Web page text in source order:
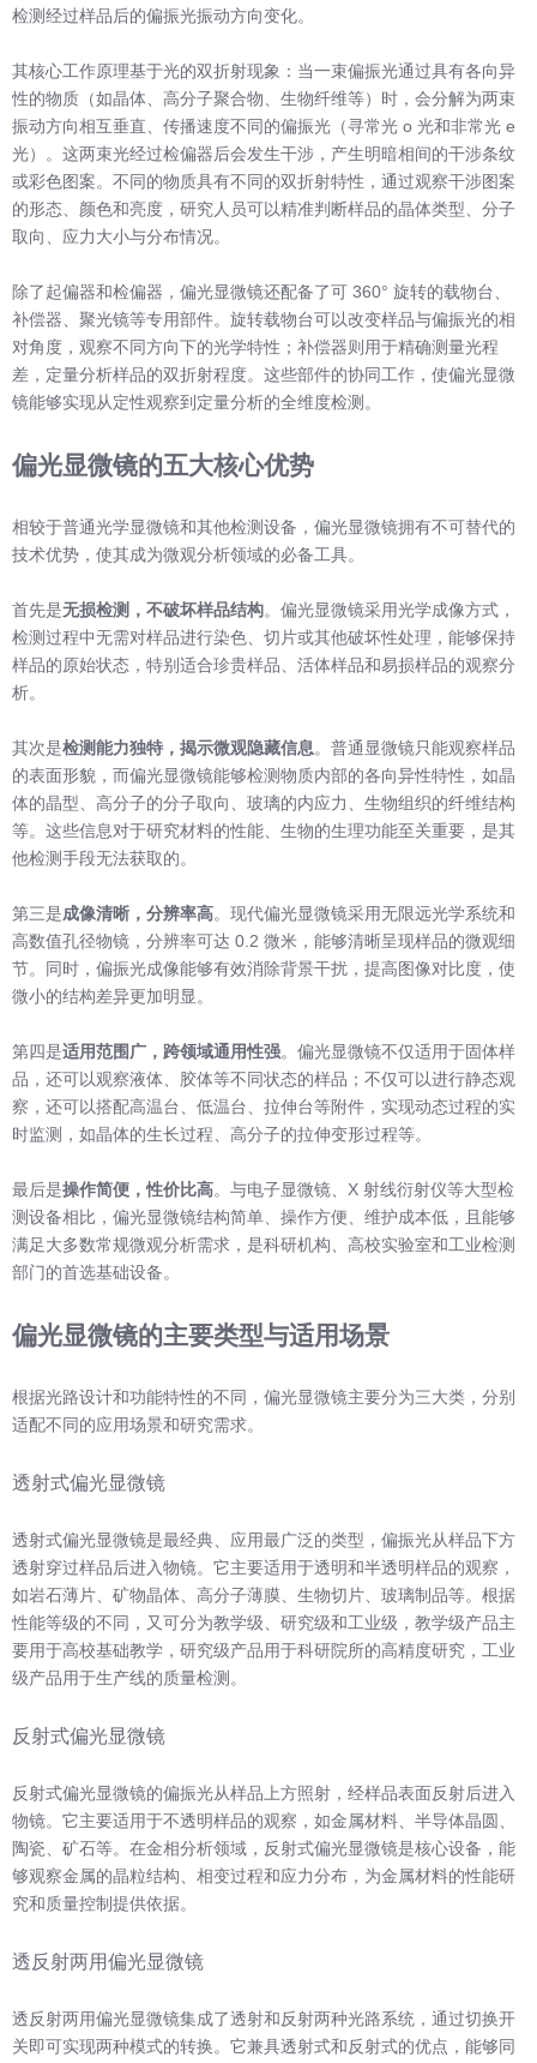
检测经过样品后的偏振光振动方向变化。
其核心工作原理基于光的双折射现象：当一束偏振光通过具有各向异
性的物质（如晶体、高分子聚合物、生物纤维等）时，会分解为两束
振动方向相互垂直、传播速度不同的偏振光（寻常光 o 光和非常光 e
光）。这两束光经过检偏器后会发生干涉，产生明暗相间的干涉条纹
或彩色图案。不同的物质具有不同的双折射特性，通过观察干涉图案
的形态、颜色和亮度，研究人员可以精准判断样品的晶体类型、分子
取向、应力大小与分布情况。
除了起偏器和检偏器，偏光显微镜还配备了可 360° 旋转的载物台、
补偿器、聚光镜等专用部件。旋转载物台可以改变样品与偏振光的相
对角度，观察不同方向下的光学特性；补偿器则用于精确测量光程
差，定量分析样品的双折射程度。这些部件的协同工作，使偏光显微
镜能够实现从定性观察到定量分析的全维度检测。
偏光显微镜的五大核心优势
相较于普通光学显微镜和其他检测设备，偏光显微镜拥有不可替代的
技术优势，使其成为微观分析领域的必备工具。
首先是无损检测，不破坏样品结构。偏光显微镜采用光学成像方式，
检测过程中无需对样品进行染色、切片或其他破坏性处理，能够保持
样品的原始状态，特别适合珍贵样品、活体样品和易损样品的观察分
析。
其次是检测能力独特，揭示微观隐藏信息。普通显微镜只能观察样品
的表面形貌，而偏光显微镜能够检测物质内部的各向异性特性，如晶
体的晶型、高分子的分子取向、玻璃的内应力、生物组织的纤维结构
等。这些信息对于研究材料的性能、生物的生理功能至关重要，是其
他检测手段无法获取的。
第三是成像清晰，分辨率高。现代偏光显微镜采用无限远光学系统和
高数值孔径物镜，分辨率可达 0.2 微米，能够清晰呈现样品的微观细
节。同时，偏振光成像能够有效消除背景干扰，提高图像对比度，使
微小的结构差异更加明显。
第四是适用范围广，跨领域通用性强。偏光显微镜不仅适用于固体样
品，还可以观察液体、胶体等不同状态的样品；不仅可以进行静态观
察，还可以搭配高温台、低温台、拉伸台等附件，实现动态过程的实
时监测，如晶体的生长过程、高分子的拉伸变形过程等。
最后是操作简便，性价比高。与电子显微镜、X 射线衍射仪等大型检
测设备相比，偏光显微镜结构简单、操作方便、维护成本低，且能够
满足大多数常规微观分析需求，是科研机构、高校实验室和工业检测
部门的首选基础设备。
偏光显微镜的主要类型与适用场景
根据光路设计和功能特性的不同，偏光显微镜主要分为三大类，分别
适配不同的应用场景和研究需求。
透射式偏光显微镜
透射式偏光显微镜是最经典、应用最广泛的类型，偏振光从样品下方
透射穿过样品后进入物镜。它主要适用于透明和半透明样品的观察，
如岩石薄片、矿物晶体、高分子薄膜、生物切片、玻璃制品等。根据
性能等级的不同，又可分为教学级、研究级和工业级，教学级产品主
要用于高校基础教学，研究级产品用于科研院所的高精度研究，工业
级产品用于生产线的质量检测。
反射式偏光显微镜
反射式偏光显微镜的偏振光从样品上方照射，经样品表面反射后进入
物镜。它主要适用于不透明样品的观察，如金属材料、半导体晶圆、
陶瓷、矿石等。在金相分析领域，反射式偏光显微镜是核心设备，能
够观察金属的晶粒结构、相变过程和应力分布，为金属材料的性能研
究和质量控制提供依据。
透反射两用偏光显微镜
透反射两用偏光显微镜集成了透射和反射两种光路系统，通过切换开
关即可实现两种模式的转换。它兼具透射式和反射式的优点，能够同